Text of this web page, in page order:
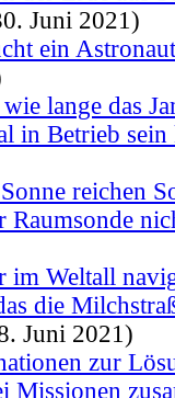
Juni 2021)
ein
lange das
in Betrieb sein
reichen
im Weltall
die
Juni 2021)
zur
Missionen